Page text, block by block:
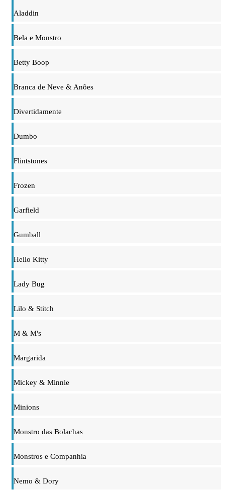
Aladdin
Bela e Monstro
Betty Boop
Branca de Neve & Anões
Divertidamente
Dumbo
Flintstones
Frozen
Garfield
Gumball
Hello Kitty
Lady Bug
Lilo & Stitch
M & M's
Margarida
Mickey & Minnie
Minions
Monstro das Bolachas
Monstros e Companhia
Nemo & Dory